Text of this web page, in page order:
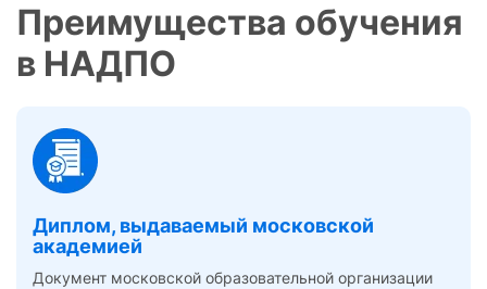
Преимущества обучения
в НАДПО
Диплом, выдаваемый московской
академией
Документ московской образовательной организации